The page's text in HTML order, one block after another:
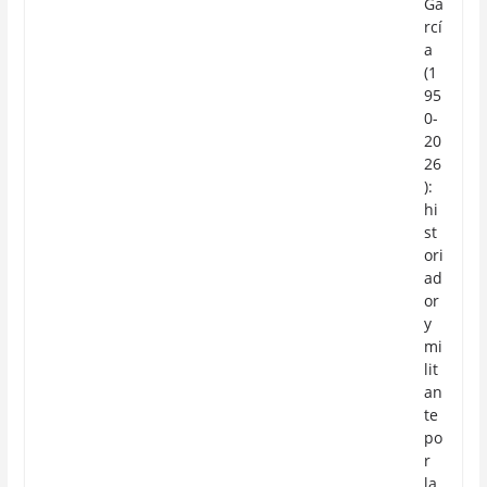
rcí
a
(1
95
0-
20
26
):
hi
st
ori
ad
or
y
mi
lit
an
te
po
r